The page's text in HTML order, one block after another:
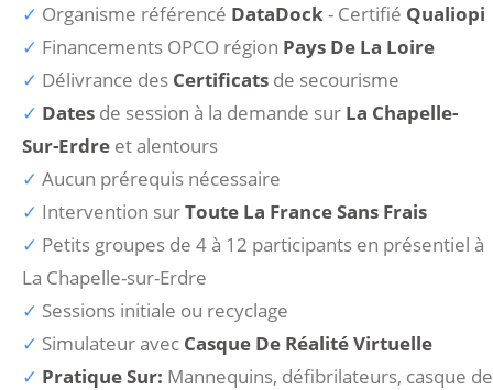
Organisme référencé DataDock- Certifié Qualiopi
Financements OPCO région Pays De La Loire
Délivrance des Certificats de secourisme
Dates de session à la demande sur La Chapelle-
Sur-Erdre et alentours
Aucun prérequis nécessaire
Intervention surToute La France Sans Frais
Petits groupes de 4 à 12 participants en présentiel à
La Chapelle-sur-Erdre
Sessions initiale ou recyclage
Simulateur avec Casque De Réalité Virtuelle
Pratique Sur: Mannequins, défibrilateurs, casque de